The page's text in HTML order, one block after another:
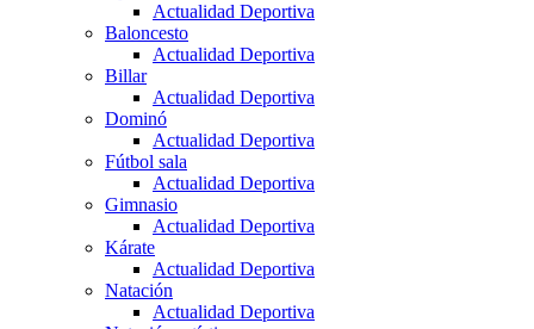
Actualidad Deportiva
Baloncesto
Actualidad Deportiva
Billar
Actualidad Deportiva
Dominó
Actualidad Deportiva
Fútbol sala
Actualidad Deportiva
Gimnasio
Actualidad Deportiva
Kárate
Actualidad Deportiva
Natación
Actualidad Deportiva